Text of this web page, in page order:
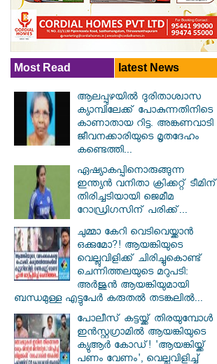
Most Read latest News
ആലപ്പുഴയിൽ ​ദുരിതാശ്വാസ
ക്യാമ്പിലേക്ക് പോകുന്നതിനിടെ
കാണാതായ റിട്ട. അങ്കണവാടി
ജീവനക്കാരിയുടെ മൃതദേഹം
കണ്ടെത്തി...
ഏഷ്യാകപ്പിനൊരുങ്ങുന്ന
ഇന്ത്യൻ വനിതാ ക്രിക്കറ്റ് ടീമിന്
തിരിച്ചടിയായി ജെമീമ
റോഡ്രിഗസിന് പരിക്ക്...
ചുമ്മാ കേറി വെടിവെയ്ക്കാൻ
ഒക്കുമോ?! ആയങ്കിയുടെ
വെല്ലുവിളിക്ക് ചിരിച്ചുകൊണ്ട്
ചെന്നിത്തലയുടെ മറുപടി:
അർജുൻ ആയങ്കിയുമായി
ബന്ധമുള്ള എട്ടുപേർ കരുതൽ തടങ്കലിൽ...
പോലീസ് കട്ടയ്ക്ക് തിരയുമ്പോൾ
ഇൻസ്റ്റഗ്രാമിൽ ആയങ്കിയുടെ
ക്യുആർ കോഡ്! 'ആയങ്കിയ്ക്ക്
പണം വേണം', വെല്ലുവിളിച്ച്